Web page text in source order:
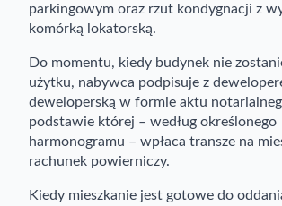
parkingowym oraz rzut kondygnacji z
komórką lokatorską.
Do momentu, kiedy budynek nie
użytku, nabywca podpisuje z
deweloperską w formie aktu
podstawie której – według określonego
harmonogramu – wpłaca transze na
rachunek powierniczy.
Kiedy mieszkanie jest gotowe do